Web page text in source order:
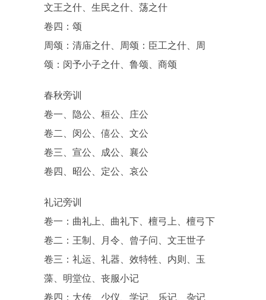
文王之什、生民之什、荡之什
卷四：颂
周颂：清庙之什、周颂：臣工之什、周
颂：闵予小子之什、鲁颂、商颂
春秋旁训
卷一、隐公、桓公、庄公
卷二、闵公、僖公、文公
卷三、宣公、成公、襄公
卷四、昭公、定公、哀公
礼记旁训
卷一：曲礼上、曲礼下、檀弓上、檀弓下
卷二：王制、月令、曾子问、文王世子
卷三：礼运、礼器、效特牲、内则、玉
藻、明堂位、丧服小记
卷四：大传、少仪、学记、乐记、杂记